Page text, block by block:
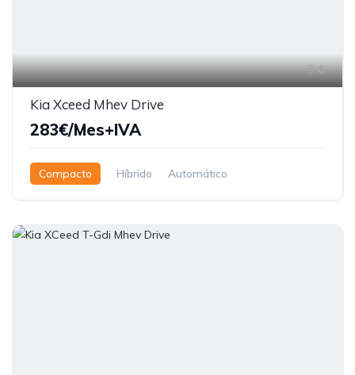
4
Kia Xceed Mhev Drive
283€/Mes+IVA
Compacto Híbrido Automático